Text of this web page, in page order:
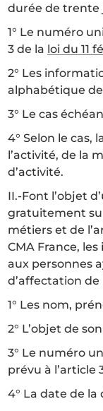
durée de trente
1° Le numéro
3 de la loi du 11
2° Les
alphabétique
3° Le cas
4° Selon le cas,
l’activité, de la
d’activité.
II.-Font l’objet
gratuitement
métiers et de
CMA France,
aux personnes
d’affectation
1° Les nom,
2° L’objet de
3° Le numéro
prévu à l’article
4° La date de